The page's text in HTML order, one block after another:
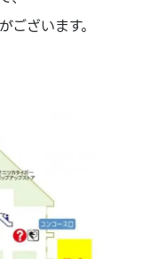
ざいます。